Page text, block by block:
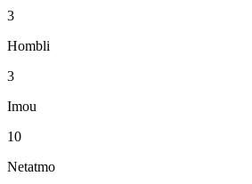
3
Hombli
3
Imou
10
Netatmo